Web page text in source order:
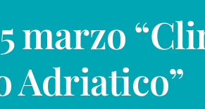
marzo
Adriatico”